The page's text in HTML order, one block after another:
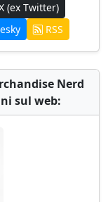
(ex Twitter)
RSS
Nerd
sul web: